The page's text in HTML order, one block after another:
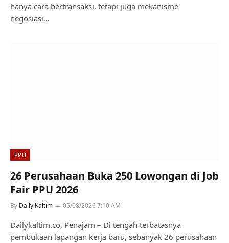
hanya cara bertransaksi, tetapi juga mekanisme
negosiasi…
PPU
26 Perusahaan Buka 250 Lowongan di Job
Fair PPU 2026
By Daily Kaltim 05/08/2026 7:10 AM
Dailykaltim.co, Penajam – Di tengah terbatasnya
pembukaan lapangan kerja baru, sebanyak 26 perusahaan